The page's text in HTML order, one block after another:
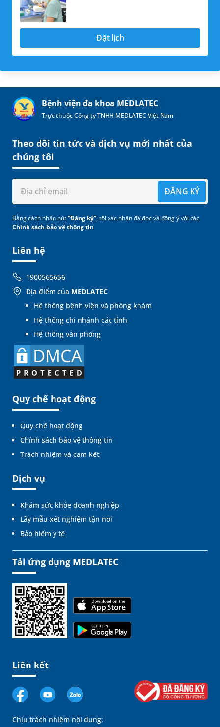
Đặt lịch
Bệnh viện đa khoa MEDLATEC
Trực thuộc Công ty TNHH MEDLATEC Việt Nam
Liên hệ
1900565656
Địa điểm của MEDLATEC
Hệ thống bệnh viện và phòng khám
Hệ thống chi nhánh các tỉnh
Hệ thống văn phòng
Quy chế hoạt động
Quy chế hoạt động
Chính sách bảo vệ thông tin
Trách nhiệm và cam kết
Dịch vụ
Khám sức khỏe doanh nghiệp
Lấy mẫu xét nghiệm tận nơi
Bảo hiểm y tế
Theo dõi tin tức và dịch vụ mới nhất của
chúng tôi
ĐĂNG KÝ
Bằng cách nhấn nút“Đăng ký”, tôi xác nhận đã đọc và đồng ý với các
Chính sách bảo vệ thông tin
Tải ứng dụng MEDLATEC
Liên kết
Chịu trách nhiệm nội dung: